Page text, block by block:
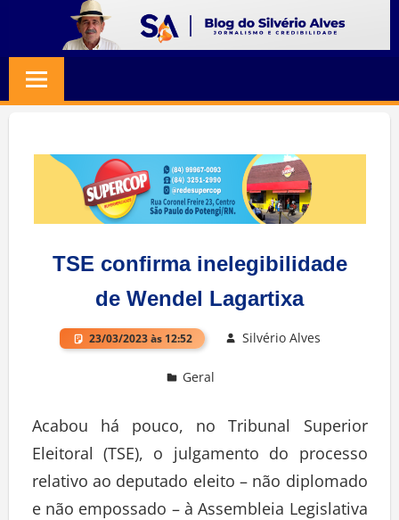
content
SILVERIO
ALVES
Jornalismo
Credibilidade
TSE confirma inelegibilidade
de Wendel Lagartixa
23/03/2023 às 12:52 Silvério Alves
Geral
Acabou há pouco, no Tribunal Superior
Eleitoral (TSE), o julgamento do processo
relativo ao deputado eleito – não diplomado
e não empossado – à Assembleia Legislativa